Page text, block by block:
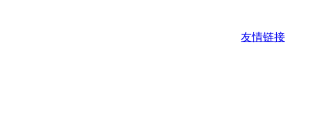
友情链接